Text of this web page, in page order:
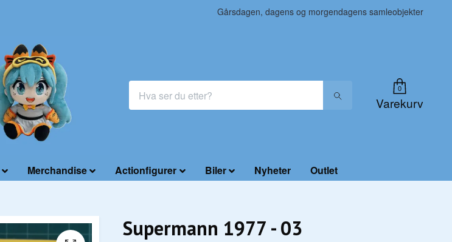
Gårsdagen, dagens og morgendagens samleobjekter
0
Varekurv
Merchandise Actionfigurer Biler Nyheter Outlet
Supermann 1977 - 03